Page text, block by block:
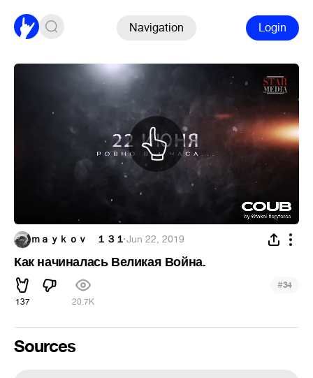
Navigation Login
ｍａｙｋｏｖ １３１·Jun 22, 2019
Как начиналась Великая Война.
137 20.7K
#34
Sources